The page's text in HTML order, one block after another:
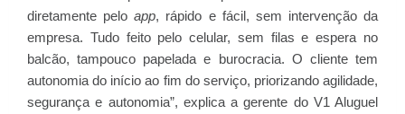
diretamente peloapp, rápido e fácil, sem intervenção da
empresa. Tudo feito pelo celular, sem filas e espera no
balcão, tampouco papelada e burocracia. O cliente tem
autonomia do início ao fim do serviço, priorizando agilidade,
segurança e autonomia”, explica a gerente do V1 Aluguel